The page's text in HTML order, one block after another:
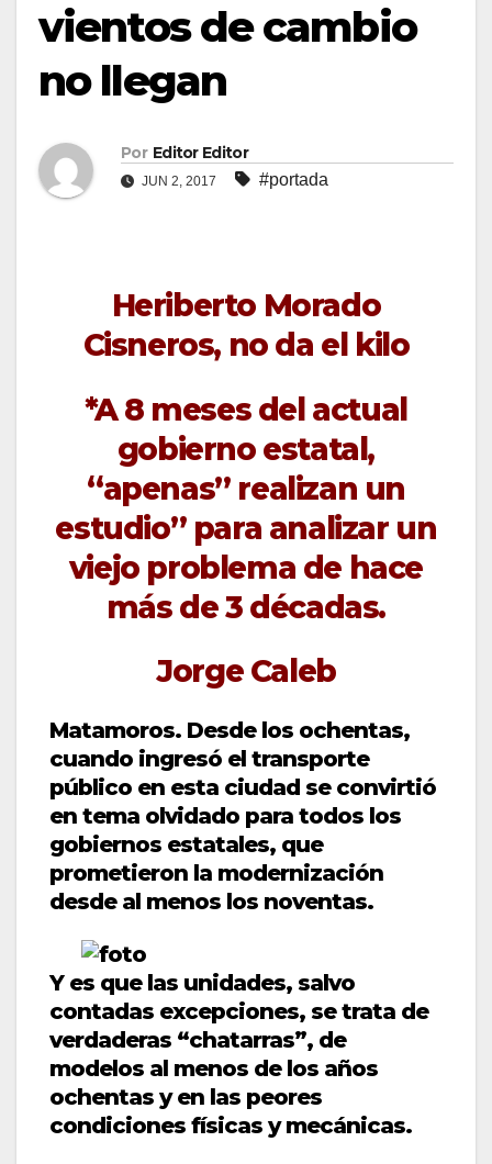
vientos de cambio
no llegan
Por Editor Editor
JUN 2, 2017 #portada
Heriberto Morado
Cisneros, no da el kilo
*A 8 meses del actual
gobierno estatal,
“apenas” realizan un
estudio” para analizar un
viejo problema de hace
más de 3 décadas.
Jorge Caleb
Matamoros. Desde los ochentas,
cuando ingresó el transporte
público en esta ciudad se convirtió
en tema olvidado para todos los
gobiernos estatales, que
prometieron la modernización
desde al menos los noventas.
Y es que las unidades, salvo
contadas excepciones, se trata de
verdaderas “chatarras”, de
modelos al menos de los años
ochentas y en las peores
condiciones físicas y mecánicas.